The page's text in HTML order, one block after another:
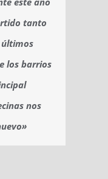
tanto
últimos
los barrios
nos